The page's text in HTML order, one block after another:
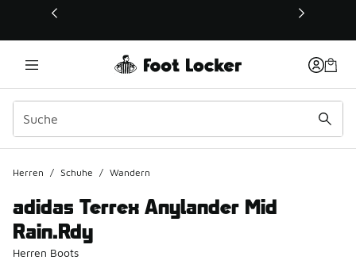
Dieser Link öffnet sich in einem neuen Fenster
Herren / Schuhe / Wandern
adidas Terrex Anylander Mid
Rain.Rdy
Herren Boots